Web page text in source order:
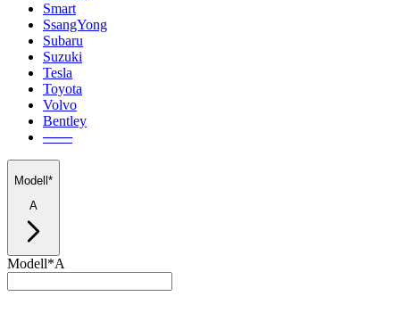
Smart
SsangYong
Subaru
Suzuki
Tesla
Toyota
Volvo
Bentley
───
Modell*
A
Modell*A